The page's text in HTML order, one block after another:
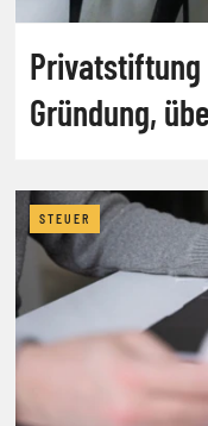
Privatstiftung
Gründung,
STEUER